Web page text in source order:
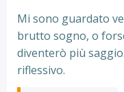
Mi sono guardato
brutto sogno, o
diventerò più
riflessivo.